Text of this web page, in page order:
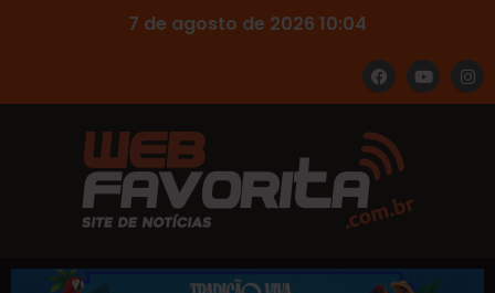
7 de agosto de 2026 10:04